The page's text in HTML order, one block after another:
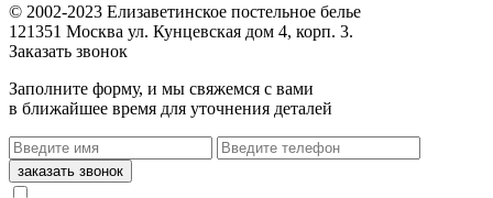
© 2002-2023 Елизаветинское постельное белье
121351 Москва ул. Кунцевская дом 4, корп. 3.
Заказать звонок
Заполните форму, и мы свяжемся с вами
в ближайшее время для уточнения деталей